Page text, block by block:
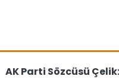
AK Parti Sözcüsü Çelik: